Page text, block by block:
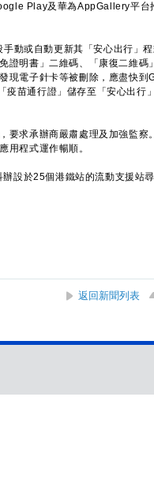
Play及華為AppGallery平台
動或自動更新其「安心出行」
證明書」二維碼、「康復二維碼
現電子針卡等被刪除，應盡快到
苗通行證」儲存至「安心出行
求承辦商嚴肅處理及加強監察
用程式運作暢順。
於25個港鐵站的流動支援站尋
返回新聞列表